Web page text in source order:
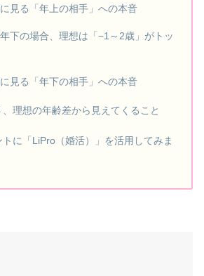
見る「年上の相手」への本音
下の場合、理想は「−1～2歳」がトッ
見る「年下の相手」への本音
、理想の年齢差から見えてくること
に「LiPro（婚活）」を活用してみま